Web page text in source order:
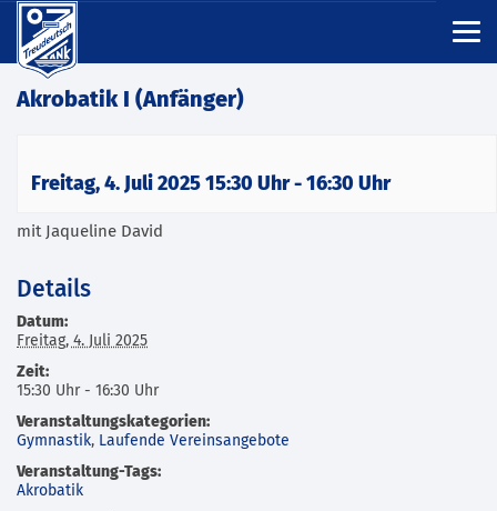
Akrobatik I (Anfänger)
Freitag, 4. Juli 2025 15:30 Uhr- 16:30 Uhr
mit Jaqueline David
Details
Datum:
Freitag, 4. Juli 2025
Zeit:
15:30 Uhr - 16:30 Uhr
Veranstaltungskategorien:
Gymnastik, Laufende Vereinsangebote
Veranstaltung-Tags:
Akrobatik